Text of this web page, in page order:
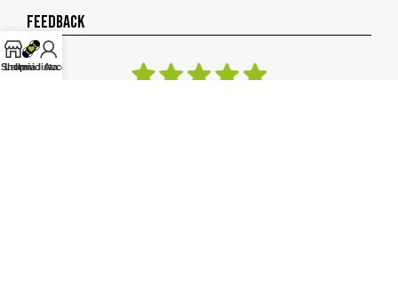
FEEDBACK
Shop
La mia lista
Il mio Account